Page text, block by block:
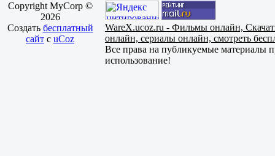
Copyright MyCorp ©
2026
Создать бесплатный
сайт с uCoz
WareX.ucoz.ru - Фильмы онлайн,
онлайн, сериалы онлайн, смотреть
Все права на публикуемые материалы
использование!